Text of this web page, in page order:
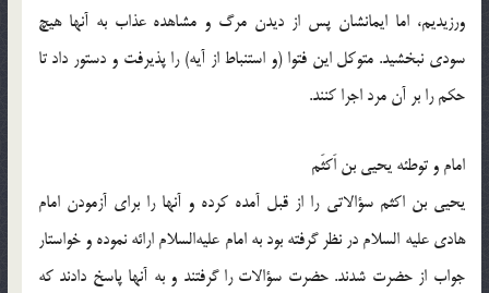
ورزيديم، اما ايمانشان پس از ديدن مرگ و مشاهده عذاب به آنها هيچ
سودي نبخشيد. متوكل اين فتوا (و استنباط از آيه) را پذيرفت و دستور داد تا
حكم را بر آن مرد اجرا كنند.
امام و توطئه يحيي بن اَكثَم
يحيي بن اكثم سؤالاتي را از قبل آمده كرده و آنها را براي آزمودن امام
هادي عليه السلام در نظر گرفته بود به امام عليه‌السلام ارائه نموده و خواستار
جواب از حضرت شدند. حضرت سؤالات را گرفتند و به آنها پاسخ دادند كه